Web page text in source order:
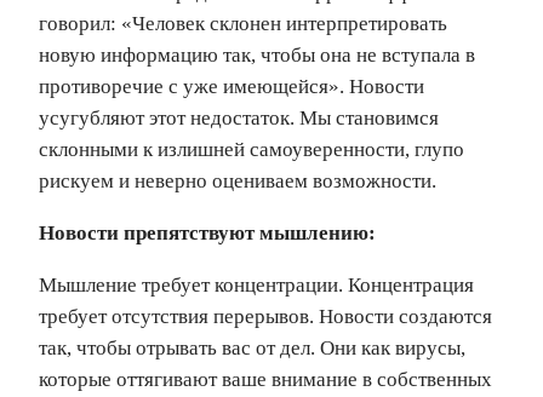
говорил: «Человек склонен интерпретировать
новую информацию так, чтобы она не вступала в
противоречие с уже имеющейся». Новости
усугубляют этот недостаток. Мы становимся
склонными к излишней самоуверенности, глупо
рискуем и неверно оцениваем возможности.
Новости препятствуют мышлению:
Мышление требует концентрации. Концентрация
требует отсутствия перерывов. Новости создаются
так, чтобы отрывать вас от дел. Они как вирусы,
которые оттягивают ваше внимание в собственных